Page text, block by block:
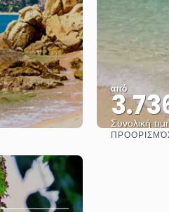
από
Συνολική